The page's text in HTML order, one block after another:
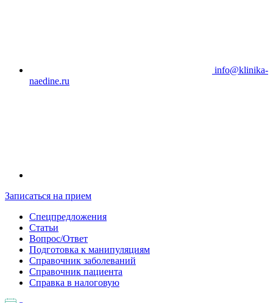
info@klinika-
naedine.ru
Записаться на прием
Спецпредложения
Статьи
Вопрос/Ответ
Подготовка к манипуляциям
Справочник заболеваний
Справочник пациента
Справка в налоговую